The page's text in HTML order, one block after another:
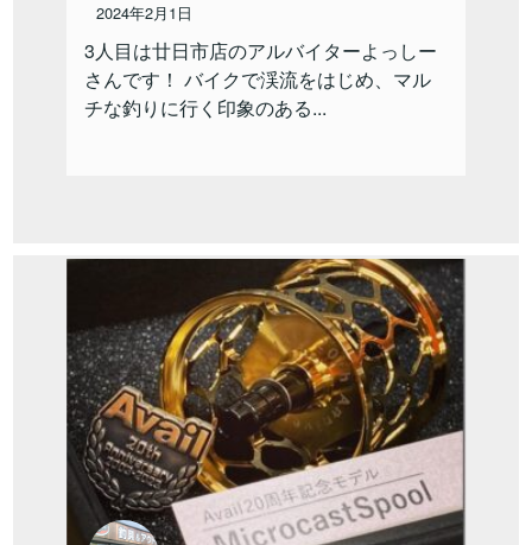
2024年2月1日
3人目は廿日市店のアルバイターよっしー
さんです！ バイクで渓流をはじめ、マル
チな釣りに行く印象のある...